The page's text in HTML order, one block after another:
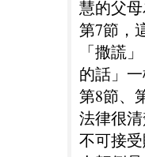
慧的父
第7節，
「撒謊
的話」
第8節、
法律很
不可接